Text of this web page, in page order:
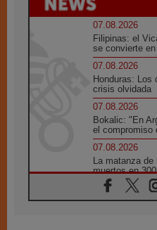
07.08.2026
Filipinas: el
se convierte
07.08.2026
Honduras: Los
crisis olvidada
07.08.2026
Bokalic: "En
el compromiso
07.08.2026
La matanza
muertos en
07.08.2026
Tagle: La